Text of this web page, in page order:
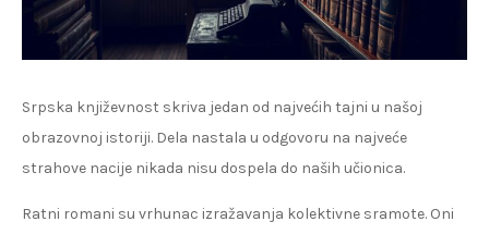
Srpska književnost skriva jedan od najvećih tajni u našoj
obrazovnoj istoriji. Dela nastala u odgovoru na najveće
strahove nacije nikada nisu dospela do naših učionica.
Ratni romani su vrhunac izražavanja kolektivne sramote. Oni